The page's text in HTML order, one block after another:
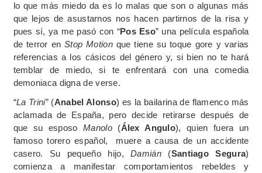
lo que más miedo da es lo malas que son o algunas más
que lejos de asustarnos nos hacen partirnos de la risa y
pues sí, ya me pasó con “Pos Eso” una película española
de terror enStop Motionque tiene su toque gore y varias
referencias a los cásicos del género y, si bien no te hará
temblar de miedo, si te enfrentará con una comedia
demoniaca digna de verse.
“La Trini” (Anabel Alonso) es la bailarina de flamenco más
aclamada de España, pero decide retirarse después de
que su esposoManolo(Álex Angulo),
quien fuera un
famoso torero español, muere a causa de un accidente
casero. Su pequeño hijo,Damián(Santiago Segura)
comienza a manifestar comportamientos rebeldes y